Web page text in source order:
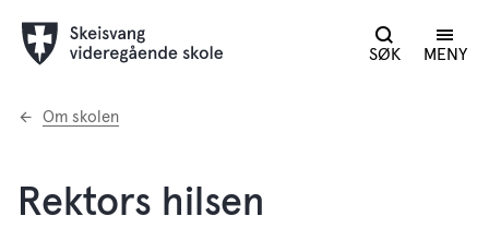
SØK MENY
Du
Om skolen
Rektors hilsen